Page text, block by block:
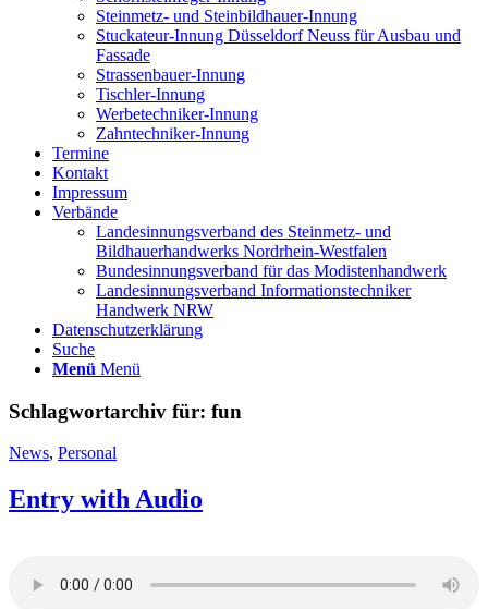
Steinmetz- und Steinbildhauer-Innung
Stuckateur-Innung Düsseldorf Neuss für Ausbau und
Fassade
Strassenbauer-Innung
Tischler-Innung
Werbetechniker-Innung
Zahntechniker-Innung
Termine
Kontakt
Impressum
Verbände
Landesinnungsverband des Steinmetz- und
Bildhauerhandwerks Nordrhein-Westfalen
Bundesinnungsverband für das Modistenhandwerk
Landesinnungsverband Informationstechniker
Handwerk NRW
Datenschutzerklärung
Suche
Menü Menü
Schlagwortarchiv für: fun
News, Personal
Entry with Audio